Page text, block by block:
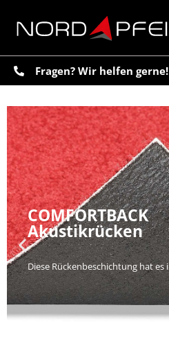
Fragen? Wir helfen gerne!